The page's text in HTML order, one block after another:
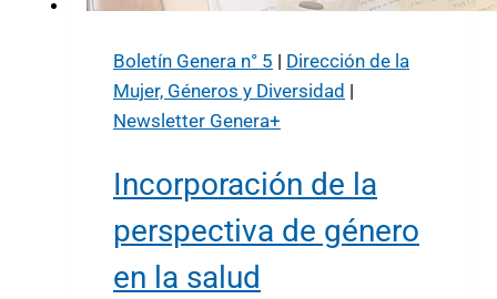
Boletín Genera n° 5 | Dirección de la
Mujer, Géneros y Diversidad |
Newsletter Genera+
Incorporación de la
perspectiva de género
en la salud